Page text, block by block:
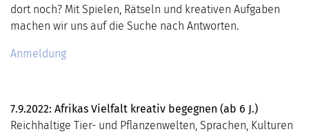
dort noch? Mit Spielen, Rätseln und kreativen Aufgaben
machen wir uns auf die Suche nach Antworten.
Anmeldung
7.9.2022: Afrikas Vielfalt kreativ begegnen (ab 6 J.)
Reichhaltige Tier- und Pflanzenwelten, Sprachen, Kulturen